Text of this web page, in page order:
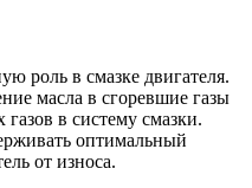
роль в смазке двигателя.
масла в сгоревшие газы
в систему смазки.
оптимальный
от износа.